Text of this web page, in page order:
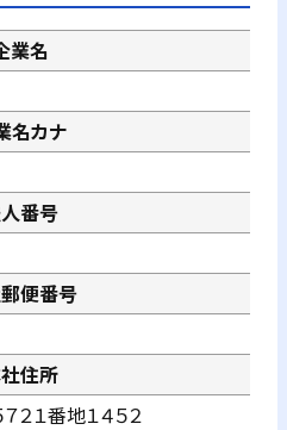
業名
名カナ
番号
便番号
住所
１番地１４５２